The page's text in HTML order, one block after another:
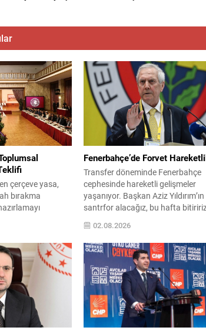
çerçeve yasa,
bırakma
halinde,
şekilde
sona erdirilmesi
af mahiyetinde
liderine özel bir
başvuru
Fenerbahçe’de Forvet
Transfer döneminde Fenerbahçe
cephesinde hareketli gelişmeler
yaşanıyor. Başkan Aziz
santrfor alacağız, bu hafta
sözlerinin ardından kulübün golcü
arayışlarıyle ilgili yeni isimler
geldi. Sabah gazetesinin
göre; Başkan Yıldırım’ın işaret
isimlerden biri Serhou Guirassy.
forvet için Borussia Dortmund ile
görüşmelerin sürdüğü, bonservis
bedelinin 30...
02.08.2026